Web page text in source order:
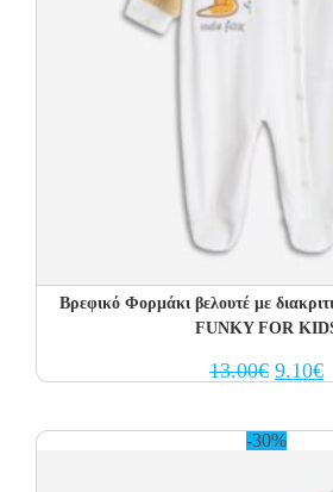
Βρεφικό Φορμάκι βελουτέ με
FUNKY FOR
13.00€ Original
price
9.10€
-30%